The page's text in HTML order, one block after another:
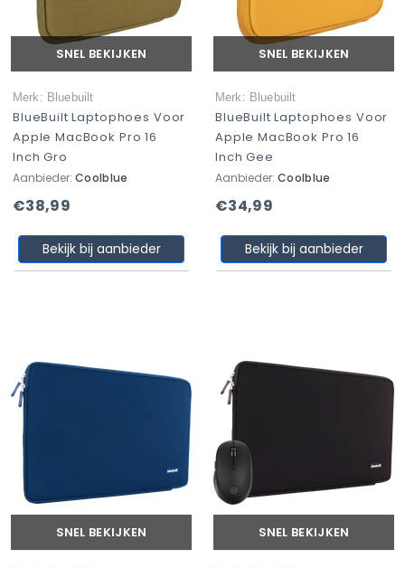
SNEL BEKIJKEN
Merk: Bluebuilt
BlueBuilt Laptophoes Voor
Apple MacBook Pro 16
Inch Gro
Aanbieder: Coolblue
€38,99
Bekijk bij aanbieder
SNEL BEKIJKEN
Merk: Bluebuilt
BlueBuilt Laptophoes Voor
Apple MacBook Pro 16
Inch Gee
Aanbieder: Coolblue
€34,99
Bekijk bij aanbieder
SNEL BEKIJKEN SNEL BEKIJKEN